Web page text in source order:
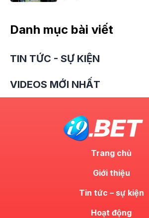
Danh mục bài viết
TIN TỨC - SỰ KIỆN
VIDEOS MỚI NHẤT
Trang chủ
Giới thiệu
Tin tức – sự kiện
Hoạt động